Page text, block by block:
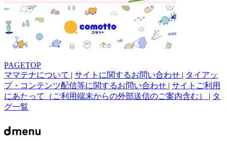
PAGETOP
ママテナについて | サイトに関するお問い合わせ | タイアッ
プ・コンテンツ配信等に関するお問い合わせ | サイトご利用
にあたって（ご利用端末からの外部送信のご案内含む） | タ
グ一覧